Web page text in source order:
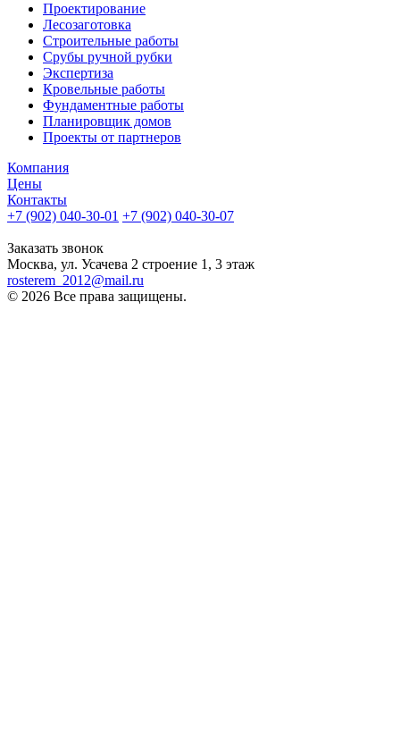
Проектирование
Лесозаготовка
Строительные работы
Срубы ручной рубки
Экспертиза
Кровельные работы
Фундаментные работы
Планировщик домов
Проекты от партнеров
Компания
Цены
Контакты
+7 (902) 040-30-01 +7 (902) 040-30-07
Заказать звонок
Москва, ул. Усачева 2 строение 1, 3 этаж
rosterem_2012@mail.ru
© 2026 Все права защищены.